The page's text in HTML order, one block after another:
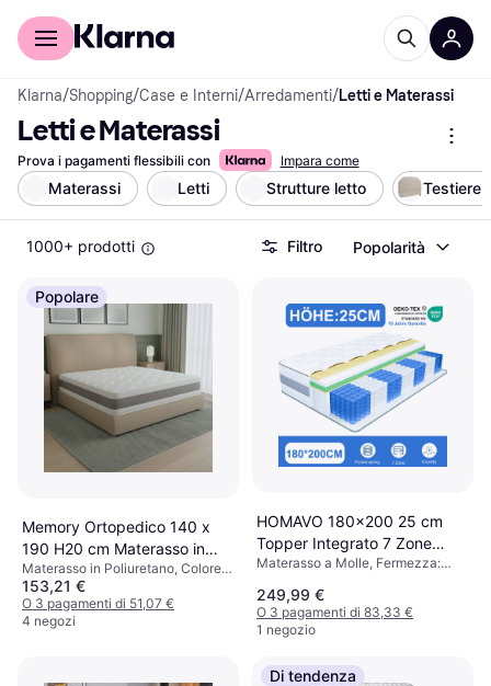
Per il tuo shopping
Klarna/Shopping/Case e Interni/Arredamenti/Letti e Materassi
Letti e Materassi
Prova i pagamenti flessibili con Impara come
Materassi Letti Strutture letto Testiere
1000+ prodotti Filtro Popolarità
Popolare
Memory Ortopedico 140 x
190 H20 cm Materasso in
Poliuretano
Materasso in Poliuretano, Colore:
Bianco
153,21 €
O 3 pagamenti di 51,07 €
4 negozi
HOMAVO 180x200 25 cm
Topper Integrato 7 Zone
Materasso a Molle
Materasso a Molle, Fermezza:
249,99 €
O 3 pagamenti di 83,33 €
1 negozio
Di tendenza